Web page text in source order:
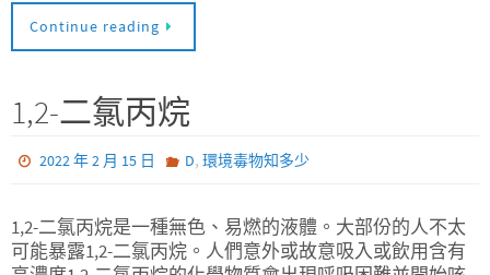
Continue reading
1,2-二氯丙烷
2022 年 2 月 15 日 D, 環境毒物知多少
1,2-二氯丙烷是一種無色、易燃的液體。大部份的人不太
可能暴露1,2-二氯丙烷。人們意外或故意吸入或飲用含有